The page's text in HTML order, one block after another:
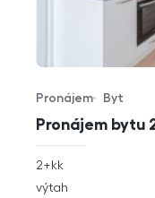
Pronájem bytu
Typ nabídky
Pronájem
Typ nemovitosti
Byt
rozměry
2+kk
funkce
výtah